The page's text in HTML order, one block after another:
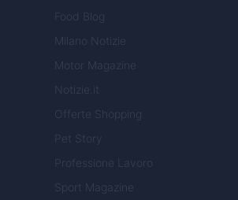
Food Blog
Milano Notizie
Motor Magazine
Notizie.it
Offerte Shopping
Pet Story
Professione Lavoro
Sport Magazine